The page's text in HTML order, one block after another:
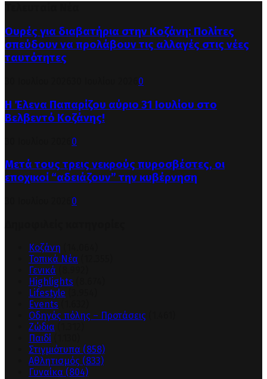
Ουρές για διαβατήρια στην Κοζάνη: Πολίτες
σπεύδουν να προλάβουν τις αλλαγές στις νέες
ταυτότητες
0
Η Έλενα Παπαρίζου αύριο 31 Ιουλίου στο
Βελβεντό Κοζάνης!
0
Μετά τους τρεις νεκρούς πυροσβέστες, οι
εποχικοί “αδειάζουν” την κυβέρνηση
0
Κοζάνη
Τοπικά Νέα
Γενικά
Highlights
Lifestyle
Events
Οδηγός πόλης – Προτάσεις
Ζώδια
Παιδί
Στιγμιότυπα (858)
Αθλητισμός (833)
Γυναίκα (804)